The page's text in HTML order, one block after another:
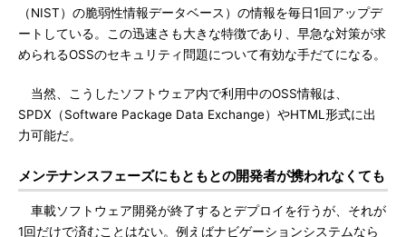
（NIST）の脆弱性情報データベース）の情報を毎日1回アップデ
ートしている。この迅速さも大きな特徴であり、早急な対策が求
められるOSSのセキュリティ問題について有効な手だてになる。
当然、こうしたソフトウェア内で利用中のOSS情報は、
SPDX（Software Package Data Exchange）やHTML形式に出
力可能だ。
メンテナンスフェーズにもともとの開発者が携われなくても
車載ソフトウェア開発が終了するとデプロイを行うが、それが
1回だけで済むことはない。例えばナビゲーションシステムなら